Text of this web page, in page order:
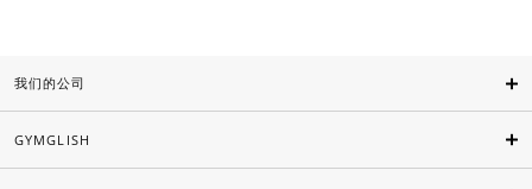
我们的公司
GYMGLISH